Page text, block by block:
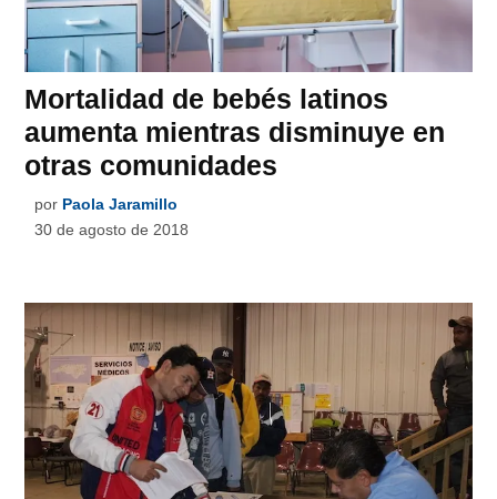
Mortalidad de bebés latinos
aumenta mientras disminuye en
otras comunidades
por Paola Jaramillo
30 de agosto de 2018